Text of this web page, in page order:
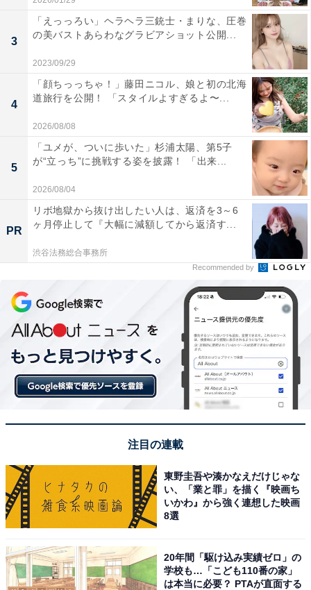
3
「えっっろい」ヘラヘラ三銃士・まりな、圧巻
の美バストあらわなグラビアショット公開...
2023/09/29
4
「顔ちっっちゃ！」藤田ニコル、娘と初の北海
道旅行を公開！ 「スタイルよすぎるよ〜...
2026/08/08
5
「ユメが、ついに歩いた」杉浦太陽、第5子
が“立っち”に挑戦する姿を披露！ 「出来...
2026/08/04
PR
リボ地獄から抜け出したい人は、返済を3～6
ヶ月停止して『大幅に減額してから返済す...
渋谷法務総合事務所
Recommended by
注目の連載
東野圭吾や湊かなえだけじゃな
い、「業と罪」を描く『映画ち
いかわ』から強く連想した映画
8選
20年間「駆け込み実績ゼロ」の
学校も…「こども110番の家」
は本当に必要？ PTAが直面する